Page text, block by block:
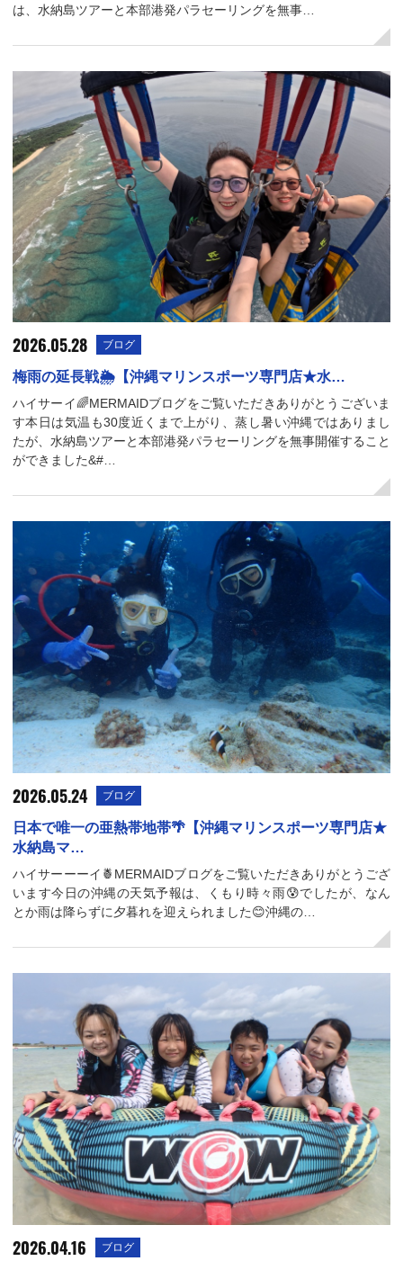
は、水納島ツアーと本部港発パラセーリングを無事…
2026.05.28 ブログ
梅雨の延長戦🌦️【沖縄マリンスポーツ専門店★水…
ハイサーイ🌈MERMAIDブログをご覧いただきありがとうございま
す本日は気温も30度近くまで上がり、蒸し暑い沖縄ではありまし
たが、水納島ツアーと本部港発パラセーリングを無事開催すること
ができました&#…
2026.05.24 ブログ
日本で唯一の亜熱帯地帯🌴【沖縄マリンスポーツ専門店★
水納島マ…
ハイサーーーイ🍍MERMAIDブログをご覧いただきありがとうござ
います今日の沖縄の天気予報は、くもり時々雨😰でしたが、なん
とか雨は降らずに夕暮れを迎えられました😊沖縄の…
2026.04.16 ブログ